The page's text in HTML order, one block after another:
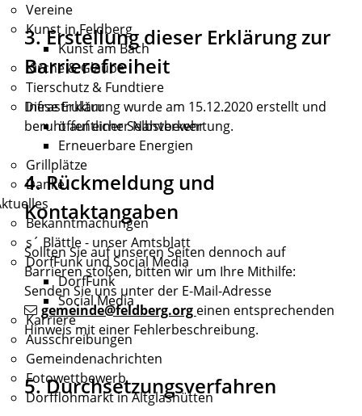
Vereine
Kunst in Feldberg
Kunst am Bach
Kirche & Glaube
Tierschutz & Fundtiere
Infrastruktur
öffentlicher Nahverkehr
Erneuerbare Energien
Grillplätze
Danke
Bekanntmachungen
s´ Blättle - unser Amtsblatt
DorfFunk und Social Media
DorfFunk
Social Media
Karriere
Ausschreibungen
Gemeindenachrichten
Fotowettbewerb
Dorfflohmarkt in Altglashütten
3. Erstellung dieser Erklärung zur
Barrierefreiheit
Diese Erklärung wurde am 15.12.2020 erstellt und
beruht auf einer Selbstbewertung.
4. Rückmeldung und
Kontaktangaben
Sollten Sie auf unseren Seiten dennoch auf
Barrieren stoßen, bitten wir um Ihre Mithilfe:
Senden Sie uns unter der E-Mail-Adresse
gemeinde@feldberg.org einen entsprechenden
Hinweis mit einer Fehlerbeschreibung.
5. Durchsetzungsverfahren